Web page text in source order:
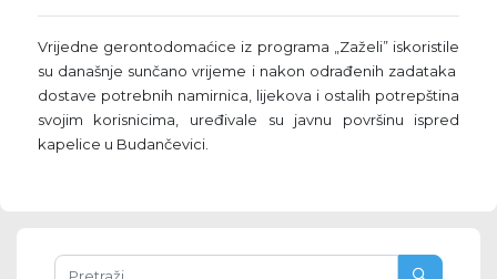
Vrijedne gerontodomaćice iz programa „Zaželi” iskoristile
su današnje sunčano vrijeme i nakon odrađenih zadataka
dostave potrebnih namirnica, lijekova i ostalih potrepština
svojim korisnicima, uređivale su javnu površinu ispred
kapelice u Budančevici.